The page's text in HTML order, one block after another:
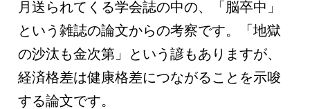
月送られてくる学会誌の中の、「脳卒中」
という雑誌の論文からの考察です。「地獄
の沙汰も金次第」という諺もありますが、
経済格差は健康格差につながることを示唆
する論文です。